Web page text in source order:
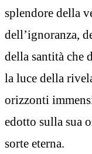
splendore della
dell’ignoranza,
della santità che
la luce della
orizzonti
edotto sulla sua
sorte eterna.